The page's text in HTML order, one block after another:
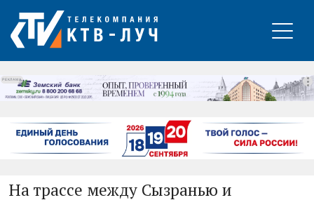
РЕКЛАМА
На трассе между Сызранью и